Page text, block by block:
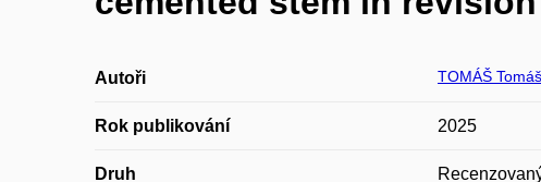
Autoři TOMÁŠ Tomáš
Rok publikování 2025
Druh